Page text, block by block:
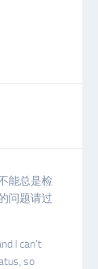
能总是检
问题请过
I can’t
so